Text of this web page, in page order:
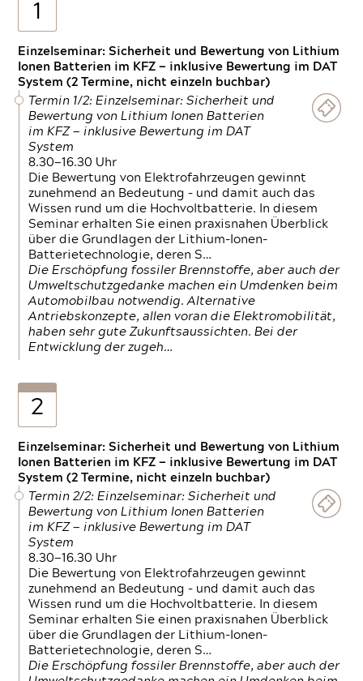
1
Einzelseminar: Sicherheit und Bewertung von Lithium
Ionen Batterien im KFZ — inklusive Bewertung im DAT
System (2 Termine, nicht einzeln buchbar)
Termin 1/2: Einzelseminar: Sicherheit und
Bewertung von Lithium Ionen Batterien
im KFZ — inklusive Bewertung im DAT
System
8.30—16.30 Uhr
Die Bewertung von Elektrofahrzeugen gewinnt
zunehmend an Bedeutung – und damit auch das
Wissen rund um die Hochvoltbatterie. In diesem
Seminar erhalten Sie einen praxisnahen Überblick
über die Grundlagen der Lithium-Ionen-
Batterietechnologie, deren S…
Die Erschöpfung fossiler Brennstoffe, aber auch der
Umweltschutzgedanke machen ein Umdenken beim
Automobilbau notwendig. Alternative
Antriebskonzepte, allen voran die Elektromobilität,
haben sehr gute Zukunftsaussichten. Bei der
Entwicklung der zugeh…
2
Einzelseminar: Sicherheit und Bewertung von Lithium
Ionen Batterien im KFZ — inklusive Bewertung im DAT
System (2 Termine, nicht einzeln buchbar)
Termin 2/2: Einzelseminar: Sicherheit und
Bewertung von Lithium Ionen Batterien
im KFZ — inklusive Bewertung im DAT
System
8.30—16.30 Uhr
Die Bewertung von Elektrofahrzeugen gewinnt
zunehmend an Bedeutung – und damit auch das
Wissen rund um die Hochvoltbatterie. In diesem
Seminar erhalten Sie einen praxisnahen Überblick
über die Grundlagen der Lithium-Ionen-
Batterietechnologie, deren S…
Die Erschöpfung fossiler Brennstoffe, aber auch der